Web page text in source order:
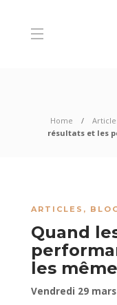
Home
résultats et les
ARTICLES ,
Quand
les
Vendredi 29